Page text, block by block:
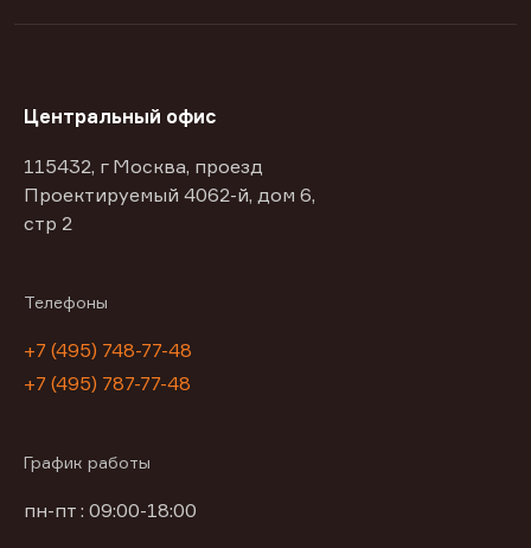
Центральный офис
115432, г Москва, проезд
Проектируемый 4062-й, дом 6,
стр 2
Телефоны
+7 (495) 748-77-48
+7 (495) 787-77-48
График работы
пн-пт : 09:00-18:00